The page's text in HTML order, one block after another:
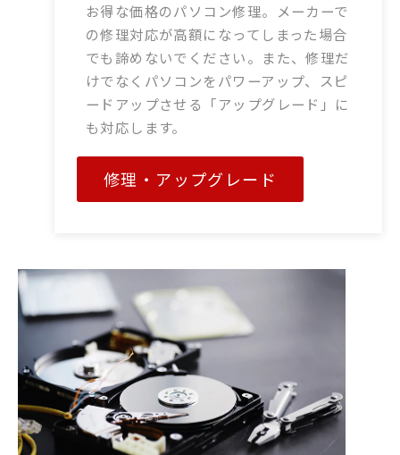
お得な価格のパソコン修理。メーカーで
の修理対応が高額になってしまった場合
でも諦めないでください。また、修理だ
けでなくパソコンをパワーアップ、スピ
ードアップさせる「アップグレード」に
も対応します。
修理・アップグレード